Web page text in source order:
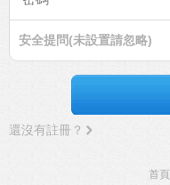
安全提問(未設置請忽略)
還沒有註冊？
首頁